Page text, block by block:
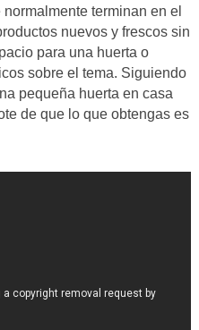
terminan en el
nuevos y frescos sin
para una huerta o
sobre el tema. Siguiendo
pequeña huerta en casa
de que lo que obtengas es